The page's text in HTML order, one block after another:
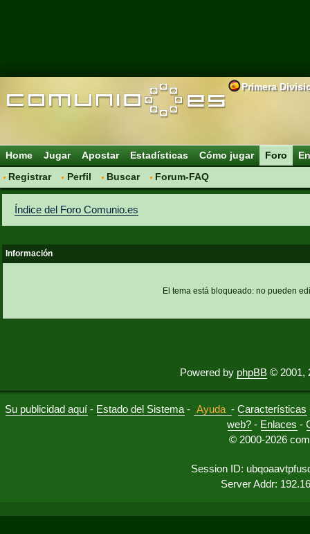
Primera
Home Jugar Apostar Estadísticas Cómo jugar
Foro
Registrar
Perfil Buscar Forum-FAQ
Índice del Foro Comunio.es
Información
El tema está bloqueado: no pueden
Powered by phpBB © 2001,
Su publicidad aquí - Estado del Sistema - Ayuda -Características
web? - Enlaces -
© 2000-2026
Session ID:
Server Addr: